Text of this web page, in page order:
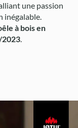
une passion
inégalable.
à bois en
2023.